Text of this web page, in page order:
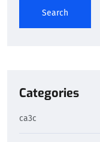
Search
Categories
ca3c